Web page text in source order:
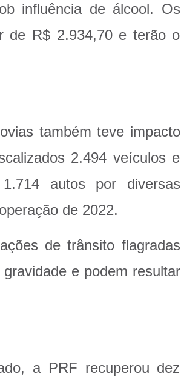
influência de álcool. Os
de R$ 2.934,70 e terão o
também teve impacto
2.494 veículos e
autos por diversas
de 2022.
de trânsito flagradas
e podem resultar
a PRF recuperou dez